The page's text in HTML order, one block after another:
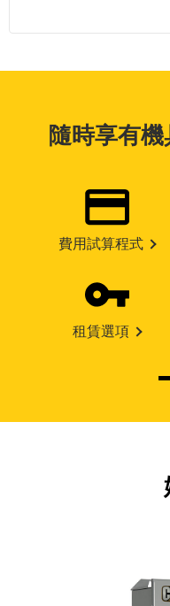
隨時享有
費用試算程式
租賃選項